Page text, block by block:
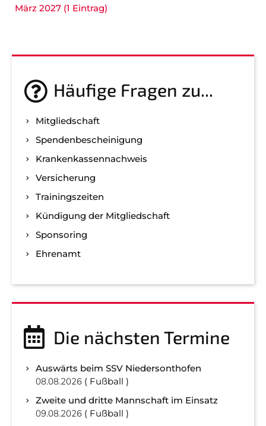
März 2027 (1 Eintrag)
Häufige Fragen zu...
Mitgliedschaft
Spenden­bescheinigung
Kranken­kassen­nachweis
Versicherung
Trainingszeiten
Kündigung der Mitgliedschaft
Sponsoring
Ehrenamt
Die nächsten Termine
Auswärts beim SSV Niedersonthofen
08.08.2026
Fußball
Zweite und dritte Mannschaft im Einsatz
09.08.2026
Fußball